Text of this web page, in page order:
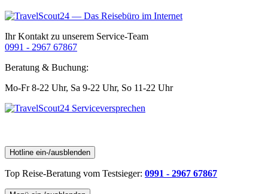
Ihr Kontakt zu unserem Service-Team
0991 - 2967 67867
Beratung & Buchung:
Mo-Fr 8-22 Uhr, Sa 9-22 Uhr, So 11-22 Uhr
Hotline ein-/ausblenden
Top Reise-Beratung vom Testsieger: 0991 - 2967 67867